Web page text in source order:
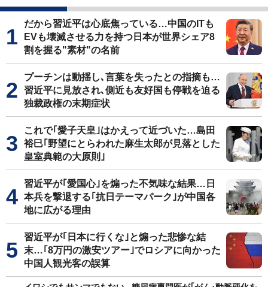
だから習近平は心底焦っている…中国のITも
EVも壊滅させる力を持つ日本が世界シェア8
割を握る"素材"の名前
プーチンは動揺し､言葉を失ったとの指摘も…
習近平に見放され､側近も友好国も停戦を迫る
独裁政権の末期症状
これで｢愛子天皇｣はかえって近づいた…島田
裕巳｢野望にとらわれた麻生太郎が見落とした
皇室典範の大原則｣
習近平が｢愛国心｣を煽った不気味な結果…日
本兵を撃退する｢抗日テーマパーク｣が中国各
地に広がる理由
習近平が｢日本に行くな｣と煽った悲惨な結
末…｢8万円の激安ツアー｣でロシアに向かった
中国人観光客の誤算